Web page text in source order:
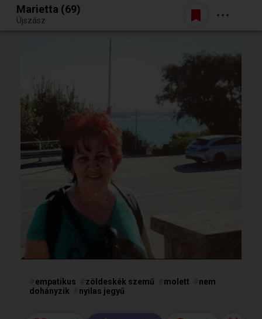
Egy jó randiból bármi lehet.
Belépés
Marietta (69)
Újszász
empatikus zöldeskék szemű molett
nem
dohányzik
nyilas jegyű